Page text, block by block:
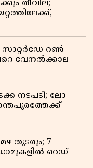
തീവില;
സാറ്റർഡേ റൺ
വേനൽക്കാല
നടപടി; ലോ
തുടരും; 7
ഡാമുകളിൽ റെഡ്